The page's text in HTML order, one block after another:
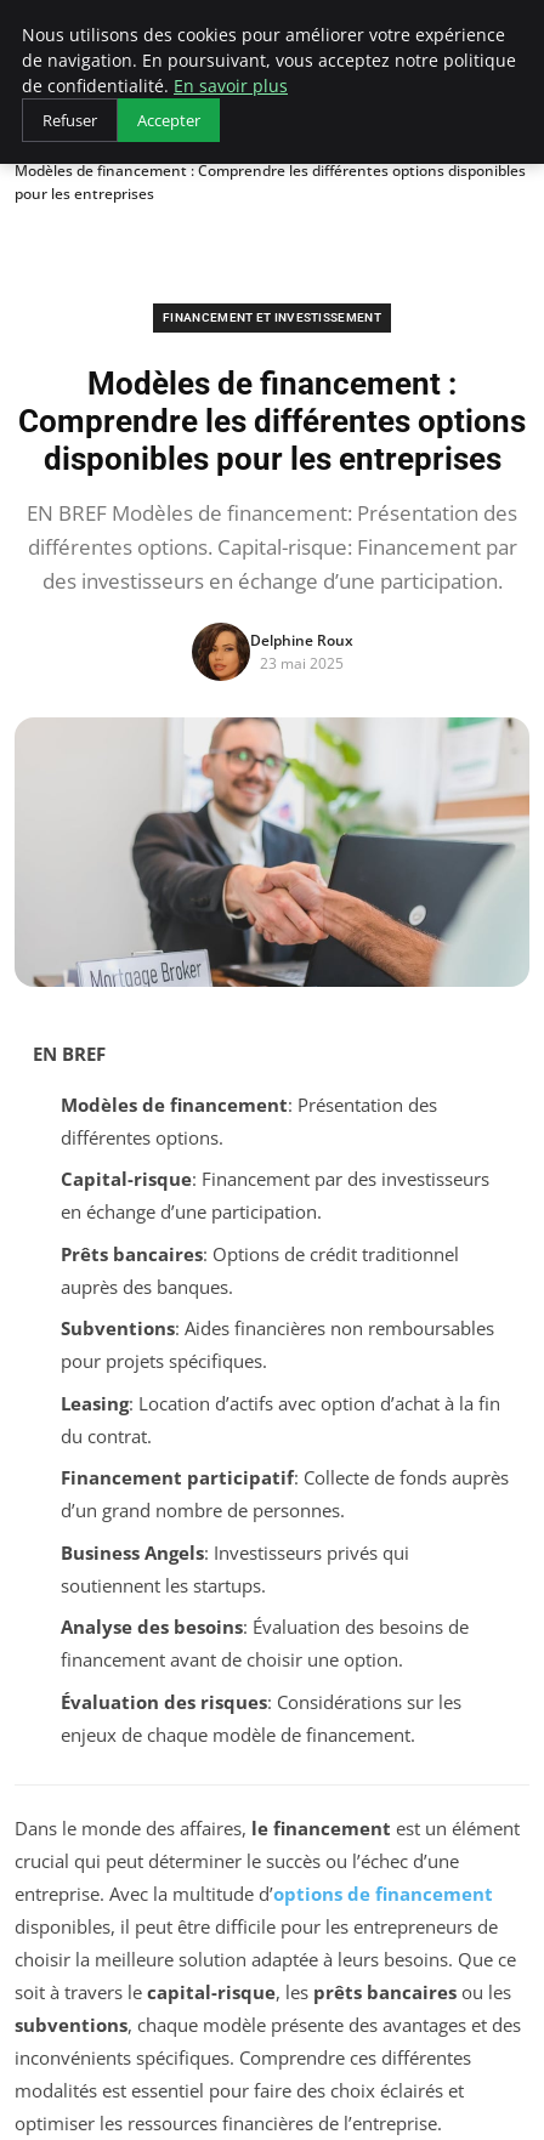
LECFCM
Accueil
Financement et investissement
Modèles de financement : Comprendre les différentes options disponibles
pour les entreprises
FINANCEMENT ET INVESTISSEMENT
Modèles de financement :
Comprendre les différentes options
disponibles pour les entreprises
EN BREF Modèles de financement: Présentation des
différentes options. Capital-risque: Financement par
des investisseurs en échange d’une participation.
Delphine Roux
23 mai 2025
EN BREF
Modèles de financement: Présentation des
différentes options.
Capital-risque: Financement par des investisseurs
en échange d’une participation.
Prêts bancaires: Options de crédit traditionnel
auprès des banques.
Subventions: Aides financières non remboursables
pour projets spécifiques.
Leasing: Location d’actifs avec option d’achat à la fin
du contrat.
Financement participatif: Collecte de fonds auprès
d’un grand nombre de personnes.
Business Angels: Investisseurs privés qui
soutiennent les startups.
Analyse des besoins: Évaluation des besoins de
financement avant de choisir une option.
Évaluation des risques: Considérations sur les
enjeux de chaque modèle de financement.
Dans le monde des affaires, le financement est un élément
crucial qui peut déterminer le succès ou l’échec d’une
entreprise. Avec la multitude d’options de financement
disponibles, il peut être difficile pour les entrepreneurs de
choisir la meilleure solution adaptée à leurs besoins. Que ce
soit à travers le capital-risque, les prêts bancaires ou les
subventions, chaque modèle présente des avantages et des
inconvénients spécifiques. Comprendre ces différentes
modalités est essentiel pour faire des choix éclairés et
optimiser les ressources financières de l’entreprise.
Nous utilisons des cookies pour améliorer votre expérience
de navigation. En poursuivant, vous acceptez notre politique
de confidentialité. En savoir plus
Refuser Accepter